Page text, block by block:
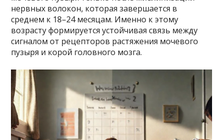
нервных волокон, которая завершается в
среднем к 18–24 месяцам. Именно к этому
возрасту формируется устойчивая связь между
сигналом от рецепторов растяжения мочевого
пузыря и корой головного мозга.